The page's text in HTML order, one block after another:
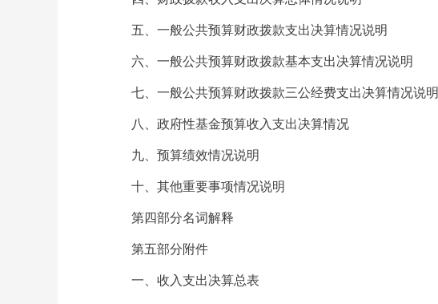
五、一般公共预算财政拨款支出决算情况说明
六、一般公共预算财政拨款基本支出决算情况说明
七、一般公共预算财政拨款三公经费支出决算情况说明
八、政府性基金预算收入支出决算情况
九、预算绩效情况说明
十、其他重要事项情况说明
第四部分名词解释
第五部分附件
一、收入支出决算总表